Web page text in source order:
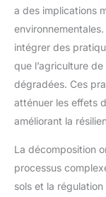
a des implications
intégrer des
que l’agriculture
dégradées. Ces
atténuer les effets
améliorant la
La décomposition
processus
sols et la